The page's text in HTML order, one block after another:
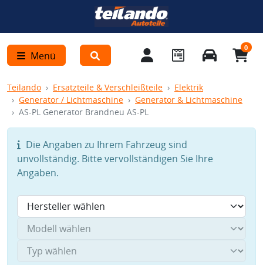
Menü
0
Teilando Ersatzteile & Verschleißteile
Elektrik
Generator / Lichtmaschine
Generator & Lichtmaschine
AS-PL Generator Brandneu AS-PL
Die Angaben zu Ihrem Fahrzeug sind
unvollständig. Bitte vervollständigen Sie Ihre
Angaben.